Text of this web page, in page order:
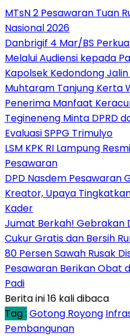
MTsN 2 Pesawaran Tuan
Nasional 2026
Danbrigif 4 Mar/BS
Melalui Audiensi kepada
Kapolsek Kedondong
Muhtaram Tanjung Kerta
Penerima Manfaat
Tegineneng Minta DPRD
Evaluasi SPPG Trimulyo
LSM KPK RI Lampung
Pesawaran
DPD Nasdem Pesawaran
Kreator, Upaya
Kader
Jumat Berkah! Gebrakan
Cukur Gratis dan Bersih
80 Persen Sawah Rusak
Pesawaran Berikan Obat
Padi
Berita ini 16 kali dibaca
Tag : Gotong Royong
Pembangunan